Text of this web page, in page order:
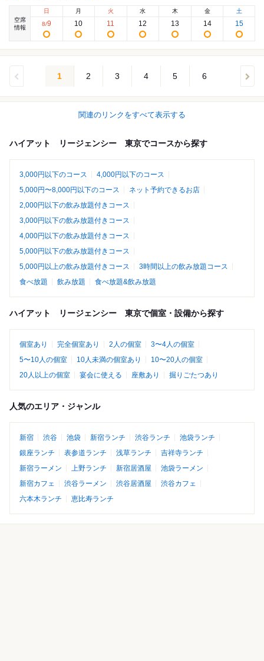
空席
情報
日
8/9
月
10
火
11
水
12
木
13
金
14
土
15
1 2 3 4 5 6
関連のリンクをすべて表示する
ハイアット リージェンシー 東京でコースから探す
3,000円以下のコース
4,000円以下のコース
5,000円〜8,000円以下のコース
ネット予約できるお店
2,000円以下の飲み放題付きコース
3,000円以下の飲み放題付きコース
4,000円以下の飲み放題付きコース
5,000円以下の飲み放題付きコース
5,000円以上の飲み放題付きコース
3時間以上の飲み放題コース
食べ放題
飲み放題 食べ放題&飲み放題
ハイアット リージェンシー 東京で個室・設備から探す
個室あり 完全個室あり 2人の個室
3〜4人の個室
5〜10人の個室
10人未満の個室あり
10〜20人の個室
20人以上の個室
宴会に使える 座敷あり 掘りごたつあり
人気のエリア・ジャンル
新宿 渋谷 池袋 新宿ランチ 渋谷ランチ
池袋ランチ
銀座ランチ
表参道ランチ 浅草ランチ
吉祥寺ランチ
新宿ラーメン
上野ランチ 新宿居酒屋
池袋ラーメン
新宿カフェ
渋谷ラーメン 渋谷居酒屋
渋谷カフェ
六本木ランチ
恵比寿ランチ